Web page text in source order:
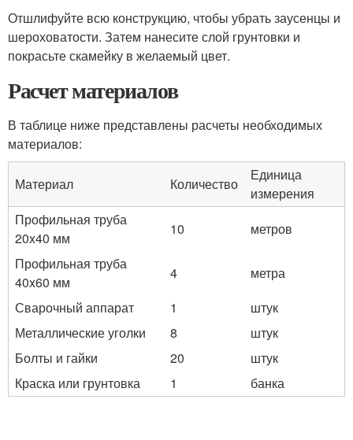
Отшлифуйте всю конструкцию, чтобы убрать заусенцы и
шероховатости. Затем нанесите слой грунтовки и
покрасьте скамейку в желаемый цвет.
Расчет материалов
В таблице ниже представлены расчеты необходимых
материалов:
Материал Количество
Единица
измерения
Профильная труба
20x40 мм
10
метров
Профильная труба
40x60 мм
4
метра
Сварочный аппарат
1
штук
Металлические уголки
8
штук
Болты и гайки
20
штук
Краска или грунтовка
1 банка